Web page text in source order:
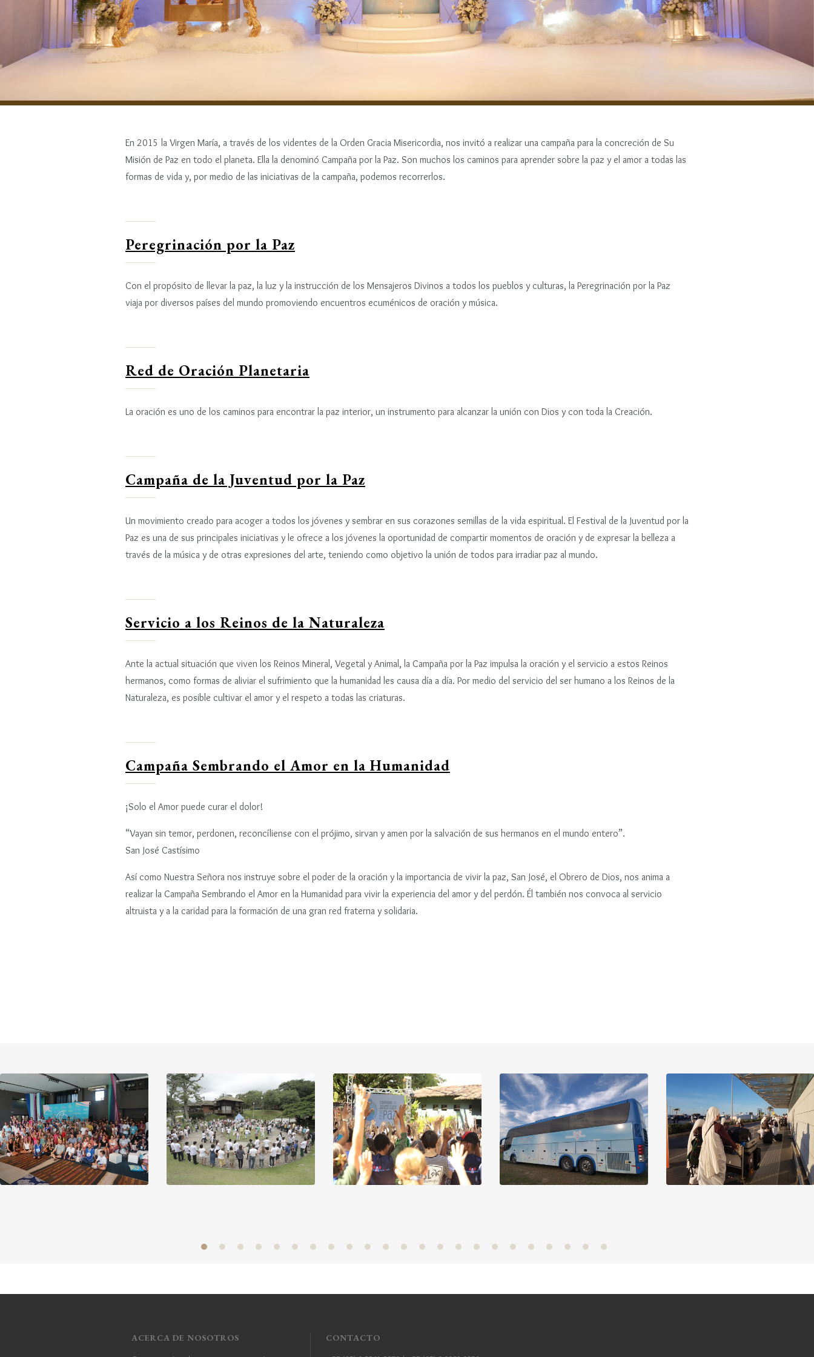
n
c
i
p
En 2015 la Virgen María, a través de los videntes de la Orden Gracia Misericordia, nos invitó a realizar una campaña para la concreción de Su
Misión de Paz en todo el planeta. Ella la denominó Campaña por la Paz. Son muchos los caminos para aprender sobre la paz y el amor a todas las
formas de vida y, por medio de las iniciativas de la campaña, podemos recorrerlos.
Peregrinación por la Paz
Con el propósito de llevar la paz, la luz y la instrucción de los Mensajeros Divinos a todos los pueblos y culturas, la Peregrinación por la Paz
viaja por diversos países del mundo promoviendo encuentros ecuménicos de oración y música.
Red de Oración Planetaria
La oración es uno de los caminos para encontrar la paz interior, un instrumento para alcanzar la unión con Dios y con toda la Creación.
Campaña de la Juventud por la Paz
Un movimiento creado para acoger a todos los jóvenes y sembrar en sus corazones semillas de la vida espiritual. El Festival de la Juventud por la
Paz es una de sus principales iniciativas y le ofrece a los jóvenes la oportunidad de compartir momentos de oración y de expresar la belleza a
través de la música y de otras expresiones del arte, teniendo como objetivo la unión de todos para irradiar paz al mundo.
Servicio a los Reinos de la Naturaleza
Ante la actual situación que viven los Reinos Mineral, Vegetal y Animal, la Campaña por la Paz impulsa la oración y el servicio a estos Reinos
hermanos, como formas de aliviar el sufrimiento que la humanidad les causa día a día. Por medio del servicio del ser humano a los Reinos de la
Naturaleza, es posible cultivar el amor y el respeto a todas las criaturas.
Campaña Sembrando el Amor en la Humanidad
¡Solo el Amor puede curar el dolor!
“Vayan sin temor, perdonen, reconcíliense con el prójimo, sirvan y amen por la salvación de sus hermanos en el mundo entero”.
San José Castísimo
Así como Nuestra Señora nos instruye sobre el poder de la oración y la importancia de vivir la paz, San José, el Obrero de Dios, nos anima a
realizar la Campaña Sembrando el Amor en la Humanidad para vivir la experiencia del amor y del perdón. Él también nos convoca al servicio
altruista y a la caridad para la formación de una gran red fraterna y solidaria.
ACERCA DE NOSOTROS
CONTACTO